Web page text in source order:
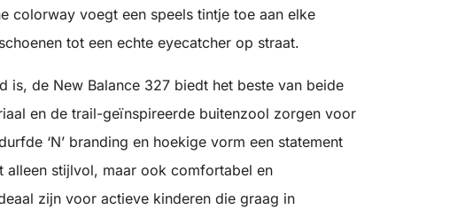
colorway voegt een speels tintje toe aan elke
tot een echte eyecatcher op straat.
is, de New Balance 327 biedt het beste van beide
en de trail-geïnspireerde buitenzool zorgen voor
‘N’ branding en hoekige vorm een statement
alleen stijlvol, maar ook comfortabel en
zijn voor actieve kinderen die graag in